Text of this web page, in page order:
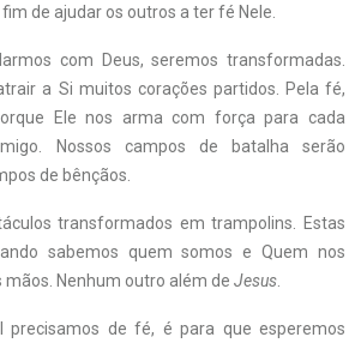
de ajudar os outros a ter fé Nele.
com Deus, seremos transformadas.
a Si muitos corações partidos. Pela fé,
Ele nos arma com força para cada
Nossos campos de batalha serão
de bênçãos.
transformados em trampolins. Estas
sabemos quem somos e Quem nos
Nenhum outro além de Jesus
precisamos de fé, é para que esperemos